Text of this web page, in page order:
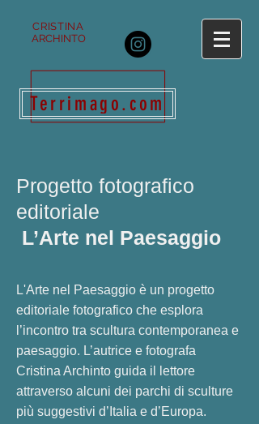
CRISTINA
ARCHINTO
Terrimago.com
Progetto fotografico
editoriale
L’Arte nel Paesaggio
L'Arte nel Paesaggio è un progetto
editoriale fotografico che esplora
l’incontro tra scultura contemporanea e
paesaggio. L’autrice e fotografa
Cristina Archinto guida il lettore
attraverso alcuni dei parchi di sculture
più suggestivi d’Italia e d’Europa.